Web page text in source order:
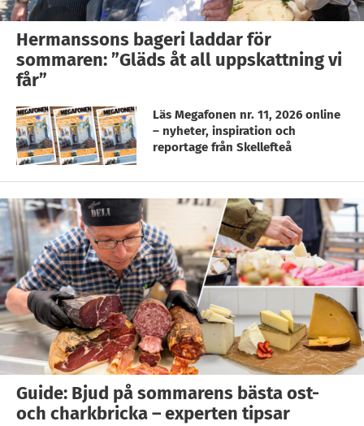
Hermanssons bageri laddar för
sommaren: ”Gläds åt all uppskattning vi
får”
Läs Megafonen nr. 11, 2026 online
– nyheter, inspiration och
reportage från Skellefteå
Guide: Bjud på sommarens bästa ost-
och charkbricka – experten tipsar